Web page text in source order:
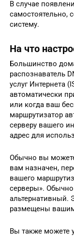
В случае
самостоятельно,
систему.
На что
Большинство
распознаватель
услуг Интернета
автоматически
или когда ваш
маршрутизатор
серверу вашего
адрес для
Обычно вы можете
вам назначен,
вашего
серверы».
альтернативный.
размещены
Вы также можете